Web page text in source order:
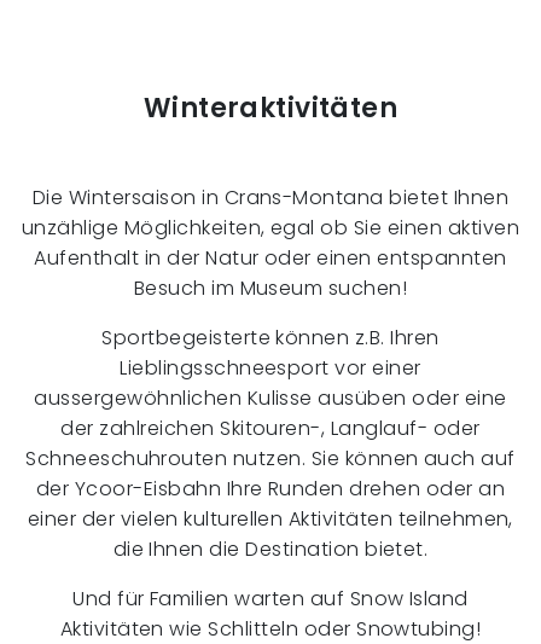
Winteraktivitäten
Die Wintersaison in Crans-Montana bietet Ihnen
unzählige Möglichkeiten, egal ob Sie einen aktiven
Aufenthalt in der Natur oder einen entspannten
Besuch im Museum suchen!
Sportbegeisterte können z.B. Ihren
Lieblingsschneesport vor einer
aussergewöhnlichen Kulisse ausüben oder eine
der zahlreichen Skitouren-, Langlauf- oder
Schneeschuhrouten nutzen. Sie können auch auf
der Ycoor-Eisbahn Ihre Runden drehen oder an
einer der vielen kulturellen Aktivitäten teilnehmen,
die Ihnen die Destination bietet.
Und für Familien warten auf Snow Island
Aktivitäten wie Schlitteln oder Snowtubing!